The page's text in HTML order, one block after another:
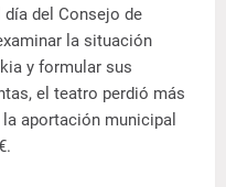
del Consejo de
la situación
y formular sus
el teatro perdió más
aportación municipal